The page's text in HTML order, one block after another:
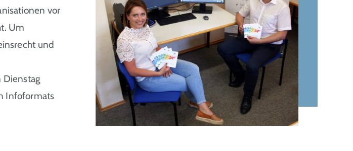
vor
Um
und
Dienstag
Infoformats